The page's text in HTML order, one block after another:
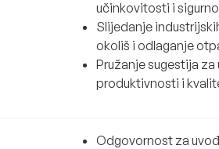
učinkovitosti i
Slijedanje
okoliš i odlaganje
Pružanje sugestija
produktivnosti i
Odgovornost za